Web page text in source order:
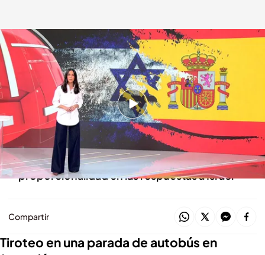
Las noticias, de la mano de Alba Lago
Redacción digital Noticias Cuatro
08 SEP 2025 - 15:21h.
Un joven español está entre las víctimas
mortales de un tiroteo en Jerusalén
Alberto Núñez Feijóo ha pedido
proporcionalidad en las respuestas a Israel
Compartir
Tiroteo en una parada de autobús en